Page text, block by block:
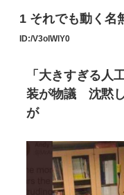
1 それでも動く名
ID:/V3olWlY0
「大きすぎる人
装が物議 沈黙
が